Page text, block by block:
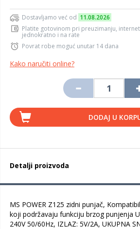
Dostavljamo već od 11.08.2026
Platite gotovinom pri preuzimanju,
jednokratno i na rate
Povrat robe moguć unutar 14 dana
Kako naručiti online?
DODAJ U
Detalji proizvoda
MS POWER Z125 zidni punjač,
koji podržavaju funkciju brzog punjenja
240V 50/60Hz, IZLAZ: 5V/2A, UKUPNA